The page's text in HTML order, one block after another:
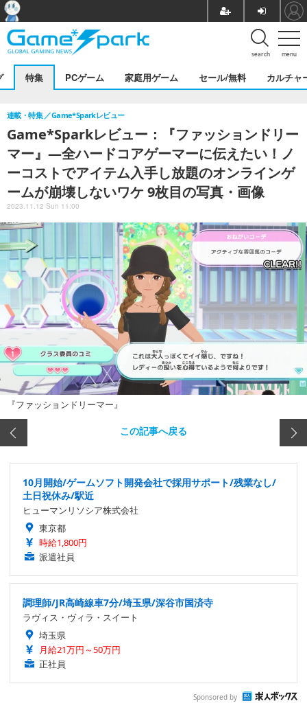
menu
search
特集 PCゲーム 家庭用ゲーム セール/無料 カルチャ
Game*Sparkレビュー：『ファッションドリー
マー』―全ハードコアゲーマーに伝えたい！ノ
ーコストでアイテム入手し放題のオンラインゲ
ームが崩壊しないワケ 9枚目の写真・画像
連載・特集 Game*Sparkレビュー
2023.11.12 Sun 11:00
『ファッションドリーマー』
この記事へ戻る
10月開始/ゲームソフト開発会社で採用サポート/残業なし/
土日祝休み/駅近
ヒューマンリソシア株式会社
東京都
時給1,800円
派遣社員
調理師/JR高崎線車7分/埼玉県/深谷市国済寺
ラヴィス・ヴィラ・スイート
埼玉県
月給21万円～50万円
正社員
Sponsored by